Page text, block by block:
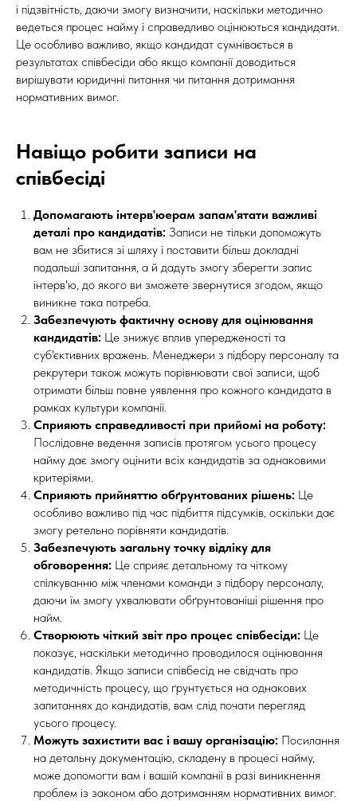
і підзвітність, даючи змогу визначити, наскільки методично
ведеться процес найму і справедливо оцінюються кандидати.
Це особливо важливо, якщо кандидат сумнівається в
результатах співбесіди або якщо компанії доводиться
вирішувати юридичні питання чи питання дотримання
нормативних вимог.
Навіщо робити записи на
співбесіді
Допомагають інтерв'юерам запам'ятати важливі
деталі про кандидатів: Записи не тільки допоможуть
вам не збитися зі шляху і поставити більш докладні
подальші запитання, а й дадуть змогу зберегти запис
інтерв'ю, до якого ви зможете звернутися згодом, якщо
виникне така потреба.
Забезпечують фактичну основу для оцінювання
кандидатів: Це знижує вплив упередженості та
суб'єктивних вражень. Менеджери з підбору персоналу та
рекрутери також можуть порівнювати свої записи, щоб
отримати більш повне уявлення про кожного кандидата в
рамках культури компанії.
Сприяють справедливості при прийомі на роботу:
Послідовне ведення записів протягом усього процесу
найму дає змогу оцінити всіх кандидатів за однаковими
критеріями.
Сприяють прийняттю обґрунтованих рішень: Це
особливо важливо під час підбиття підсумків, оскільки дає
змогу ретельно порівняти кандидатів.
Забезпечують загальну точку відліку для
обговорення: Це сприяє детальному та чіткому
спілкуванню між членами команди з підбору персоналу,
даючи їм змогу ухвалювати обґрунтованіші рішення про
найм.
Створюють чіткий звіт про процес співбесіди: Це
показує, наскільки методично проводилося оцінювання
кандидатів. Якщо записи співбесід не свідчать про
методичність процесу, що ґрунтується на однакових
запитаннях до кандидатів, вам слід почати перегляд
усього процесу.
Можуть захистити вас і вашу організацію: Посилання
на детальну документацію, складену в процесі найму,
може допомогти вам і вашій компанії в разі виникнення
проблем із законом або дотриманням нормативних вимог.